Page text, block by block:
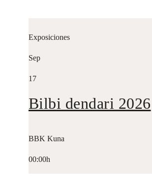
Exposiciones
Sep
17
Bilbi dendari 2026
BBK Kuna
00:00h